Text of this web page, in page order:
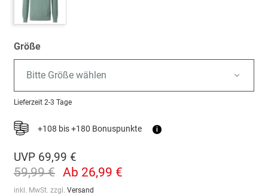
Größe
Bitte Größe wählen
Lieferzeit 2-3 Tage
+108 bis +180 Bonuspunkte i
UVP 69,99 €
59,99 € Ab 26,99 €
inkl. MwSt. zzgl. Versand